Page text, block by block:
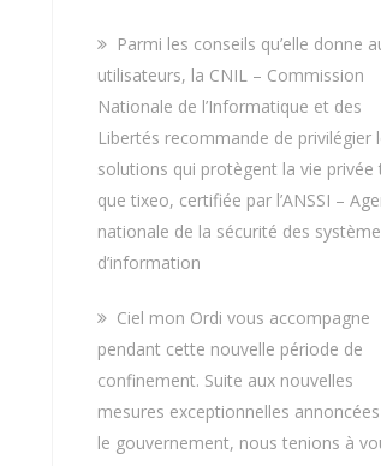
Parmi les conseils qu’elle donne
utilisateurs, la CNIL – Commission
Nationale de l’Informatique et des
Libertés recommande de privilégier
solutions qui protègent la vie privée
que tixeo, certifiée par l’ANSSI –
nationale de la sécurité des
d’information
Ciel mon Ordi vous accompagne
pendant cette nouvelle période de
confinement. Suite aux nouvelles
mesures exceptionnelles
le gouvernement, nous tenions à